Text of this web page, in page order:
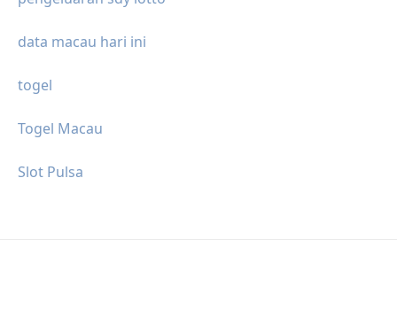
data macau hari ini
togel
Togel Macau
Slot Pulsa